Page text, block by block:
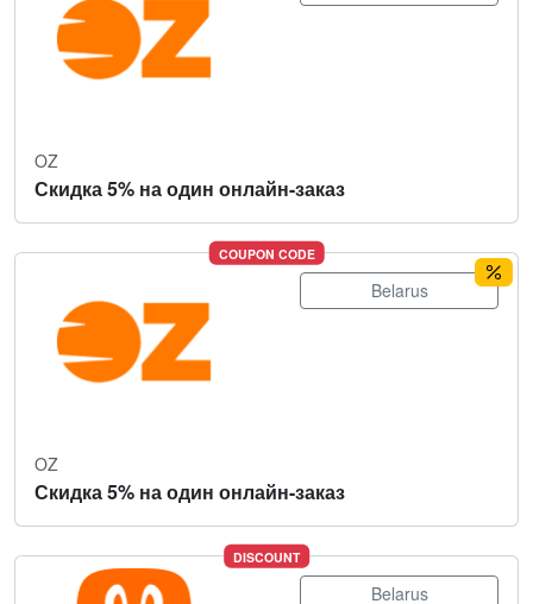
OZ
Скидка 5% на один онлайн-заказ
COUPON CODE
Belarus
OZ
Скидка 5% на один онлайн-заказ
DISCOUNT
Belarus